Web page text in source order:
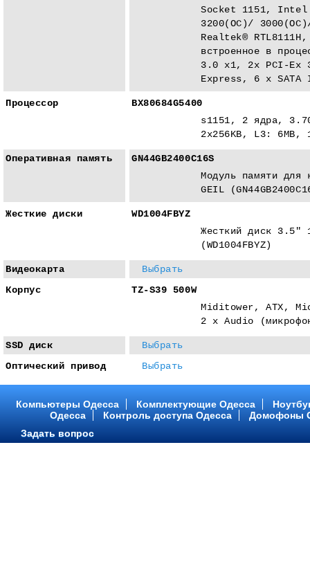
Socket 1151, Intel
3200(OC)/
Realtek®
встроенное в
3.0 x1, 2x PCI-Eх
Express, 6 x SATA
Процессор
BX80684G5400
s1151, 2 ядра,
2x256KB, L3: 6MB,
Оперативная память
GN44GB2400C16S
Модуль памяти для
GEIL
Жесткие диски
WD1004FBYZ
Жесткий диск 3.5"
(WD1004FBYZ)
Видеокарта
Выбрать
Корпус
TZ-S39 500W
Miditower, ATX,
2 x Audio
SSD диск
Выбрать
Оптический привод
Выбрать
Компьютеры Одесса Комплектующие Одесса
Одесса
Контроль доступа Одесса
Домофоны
Задать вопрос